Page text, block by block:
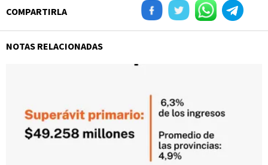
COMPARTIRLA
NOTAS RELACIONADAS